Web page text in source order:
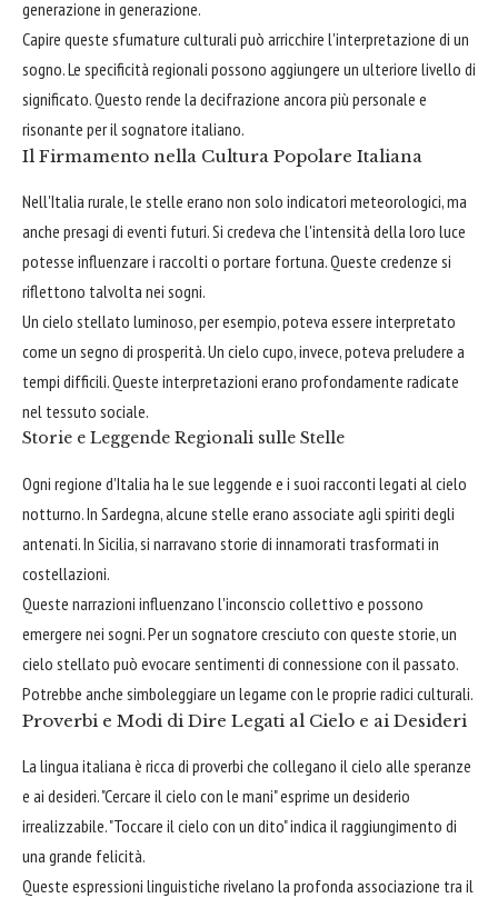
generazione in generazione.
Capire queste sfumature culturali può arricchire l'interpretazione di un
sogno. Le specificità regionali possono aggiungere un ulteriore livello di
significato. Questo rende la decifrazione ancora più personale e
risonante per il sognatore italiano.
Il Firmamento nella Cultura Popolare Italiana
Nell'Italia rurale, le stelle erano non solo indicatori meteorologici, ma
anche presagi di eventi futuri. Si credeva che l'intensità della loro luce
potesse influenzare i raccolti o portare fortuna. Queste credenze si
riflettono talvolta nei sogni.
Un cielo stellato luminoso, per esempio, poteva essere interpretato
come un segno di prosperità. Un cielo cupo, invece, poteva preludere a
tempi difficili. Queste interpretazioni erano profondamente radicate
nel tessuto sociale.
Storie e Leggende Regionali sulle Stelle
Ogni regione d'Italia ha le sue leggende e i suoi racconti legati al cielo
notturno. In Sardegna, alcune stelle erano associate agli spiriti degli
antenati. In Sicilia, si narravano storie di innamorati trasformati in
costellazioni.
Queste narrazioni influenzano l'inconscio collettivo e possono
emergere nei sogni. Per un sognatore cresciuto con queste storie, un
cielo stellato può evocare sentimenti di connessione con il passato.
Potrebbe anche simboleggiare un legame con le proprie radici culturali.
Proverbi e Modi di Dire Legati al Cielo e ai Desideri
La lingua italiana è ricca di proverbi che collegano il cielo alle speranze
e ai desideri. "Cercare il cielo con le mani" esprime un desiderio
irrealizzabile. "Toccare il cielo con un dito" indica il raggiungimento di
una grande felicità.
Queste espressioni linguistiche rivelano la profonda associazione tra il